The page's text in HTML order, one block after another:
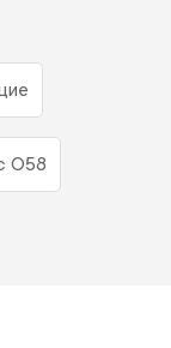
О58